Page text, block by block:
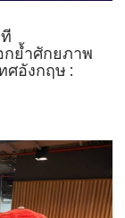
กย้ำศักยภาพ
ศอังกฤษ :